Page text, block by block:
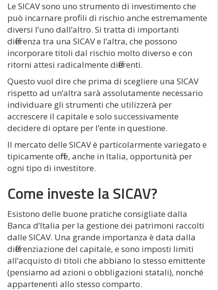
Le SICAV sono uno strumento di investimento che
può incarnare profili di rischio anche estremamente
diversi l’uno dall’altro. Si tratta di importanti
differenza tra una SICAV e l’altra, che possono
incorporare titoli dal rischio molto diverso e con
ritorni attesi radicalmente differenti.
Questo vuol dire che prima di scegliere una SICAV
rispetto ad un’altra sarà assolutamente necessario
individuare gli strumenti che utilizzerà per
accrescere il capitale e solo successivamente
decidere di optare per l’ente in questione.
Il mercato delle SICAV è particolarmente variegato e
tipicamente offre, anche in Italia, opportunità per
ogni tipo di investitore.
Come investe la SICAV?
Esistono delle buone pratiche consigliate dalla
Banca d’Italia per la gestione dei patrimoni raccolti
dalle SICAV. Una grande importanza è data dalla
differenziazione del capitale, e sono imposti limiti
all’acquisto di titoli che abbiano lo stesso emittente
(pensiamo ad azioni o obbligazioni statali), nonché
appartenenti allo stesso comparto.